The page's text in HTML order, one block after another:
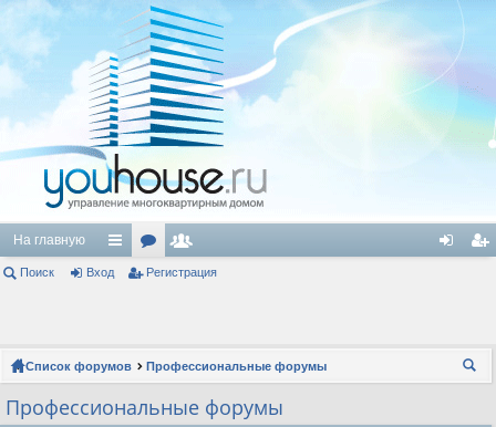
На главную
с
и
ор ол
ат
ел
ац
Поиск Вход Регистрация
Список форумов
Профессиональные форумы
Профессиональные форумы